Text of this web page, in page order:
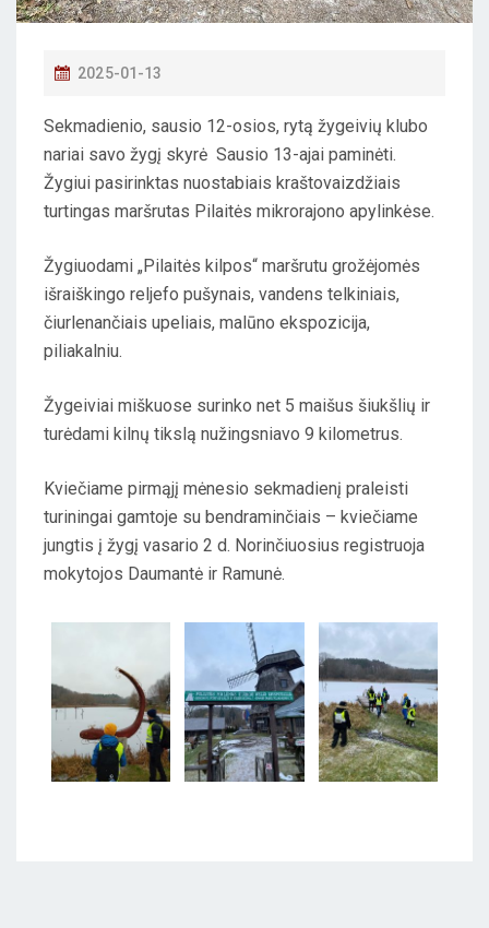
P
S
T
E
D
O
N
2025-01-13
Sekmadienio, sausio 12-osios, rytą žygeivių klubo
nariai savo žygį skyrė Sausio 13-ajai paminėti.
Žygiui pasirinktas nuostabiais kraštovaizdžiais
turtingas maršrutas Pilaitės mikrorajono apylinkėse.
Žygiuodami „Pilaitės kilpos“ maršrutu grožėjomės
išraiškingo reljefo pušynais, vandens telkiniais,
čiurlenančiais upeliais, malūno ekspozicija,
piliakalniu.
Žygeiviai miškuose surinko net 5 maišus šiukšlių ir
turėdami kilnų tikslą nužingsniavo 9 kilometrus.
Kviečiame pirmąjį mėnesio sekmadienį praleisti
turiningai gamtoje su bendraminčiais – kviečiame
jungtis į žygį vasario 2 d. Norinčiuosius registruoja
mokytojos Daumantė ir Ramunė.